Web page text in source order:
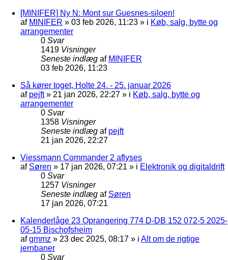
[MINIFER] Ny N: Mont sur Guesnes-siloen!
af MINIFER » 03 feb 2026, 11:23 » i Køb, salg, bytte og
arrangementer
0 Svar
1419 Visninger
Seneste indlæg af MINIFER
03 feb 2026, 11:23
Så kører toget, Holte 24. - 25. januar 2026
af pejft» 21 jan 2026, 22:27 » i Køb, salg, bytte og
arrangementer
0 Svar
1358 Visninger
Seneste indlæg af pejft
21 jan 2026, 22:27
Viessmann Commander 2 aflyses
af Søren » 17 jan 2026, 07:21 » i Elektronik og digitaldrift
0 Svar
1257 Visninger
Seneste indlæg af Søren
17 jan 2026, 07:21
Kalenderlåge 23 Oprangering 774 D-DB 152 072-5 2025-
05-15 Bischofsheim
afgmmz » 23 dec 2025, 08:17 » i Alt om de rigtige
jernbaner
0 Svar